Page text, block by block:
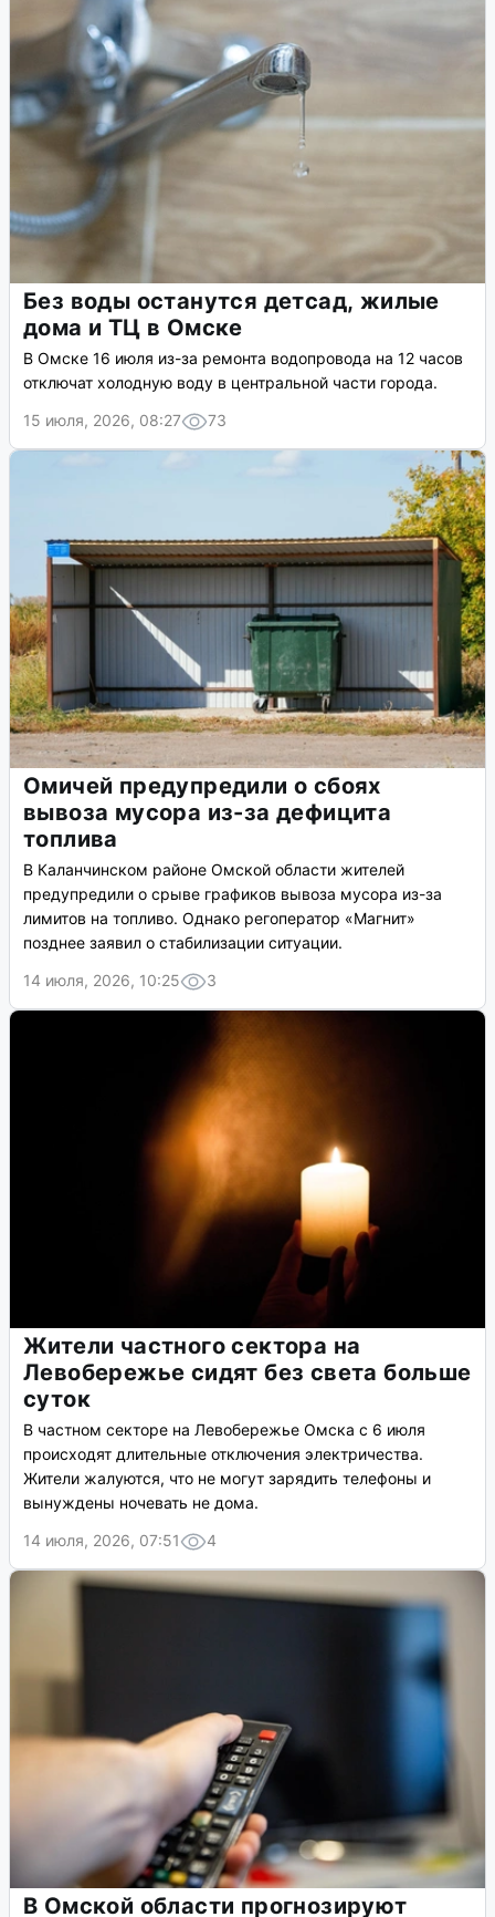
Без воды останутся детсад, жилые
дома и ТЦ в Омске
В Омске 16 июля из-за ремонта водопровода на 12 часов
отключат холодную воду в центральной части города.
15 июля, 2026, 08:27
73
Омичей предупредили о сбоях
вывоза мусора из-за дефицита
топлива
В Каланчинском районе Омской области жителей
предупредили о срыве графиков вывоза мусора из-за
лимитов на топливо. Однако регоператор «Магнит»
позднее заявил о стабилизации ситуации.
14 июля, 2026, 10:25
3
Жители частного сектора на
Левобережье сидят без света больше
суток
В частном секторе на Левобережье Омска с 6 июля
происходят длительные отключения электричества.
Жители жалуются, что не могут зарядить телефоны и
вынуждены ночевать не дома.
14 июля, 2026, 07:51
4
В Омской области прогнозируют